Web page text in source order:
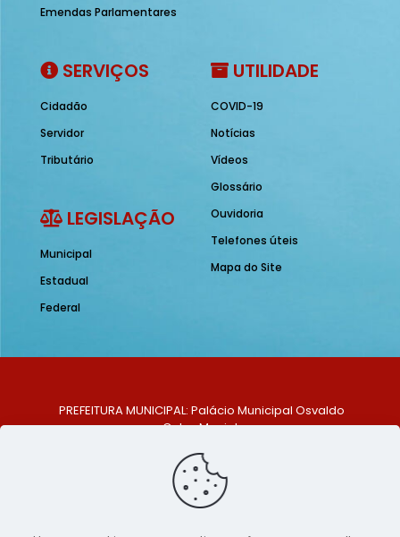
Emendas Parlamentares
SERVIÇOS
Cidadão
Servidor
Tributário
LEGISLAÇÃO
Municipal
Estadual
Federal
UTILIDADE
COVID-19
Notícias
Vídeos
Glossário
Ouvidoria
Telefones úteis
Mapa do Site
PREFEITURA MUNICIPAL: Palácio Municipal Osvaldo
Celso Maciel
Centro, São Bento do Una - PE. CEP: 553370-128
TELEFONE: (81) 99548-1569
E-MAIL: ouvidoria@saobentodouna.pe.gov.br